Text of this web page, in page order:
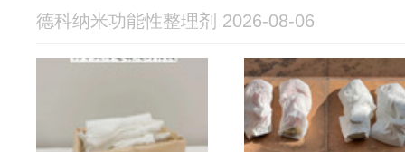
德科纳米功能性整理剂 2026-08-06